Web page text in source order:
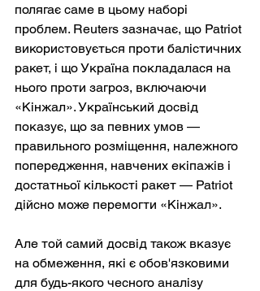
полягає саме в цьому наборі
проблем. Reuters зазначає, що Patriot
використовується проти балістичних
ракет, і що Україна покладалася на
нього проти загроз, включаючи
«Кінжал». Український досвід
показує, що за певних умов —
правильного розміщення, належного
попередження, навчених екіпажів і
достатньої кількості ракет — Patriot
дійсно може перемогти «Кінжал».
Але той самий досвід також вказує
на обмеження, які є обов'язковими
для будь-якого чесного аналізу